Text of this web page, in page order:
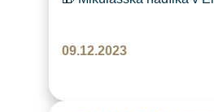
a vánoční atmosférou! 🎄
09.12.2023